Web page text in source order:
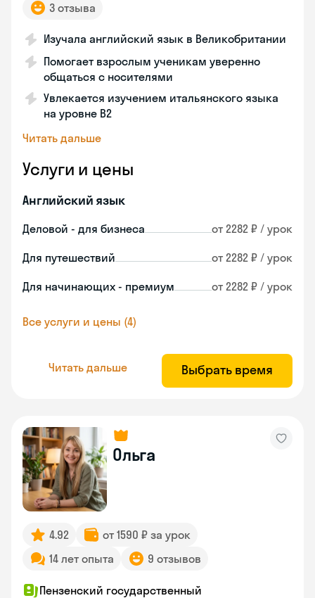
3 отзыва
Изучала английский язык в Великобритании
Помогает взрослым ученикам уверенно
общаться с носителями
Увлекается изучением итальянского языка
на уровне В2
Читать дальше
Услуги и цены
Английский язык
Деловой - для бизнеса от 2282 ₽ / урок
Для путешествий от 2282 ₽ / урок
Для начинающих - премиум от 2282 ₽ / урок
Все услуги и цены (4)
Читать дальше Выбрать время
Ольга
4.92
от 1590 ₽ за урок
14 лет опыта
9 отзывов
Пензенский государственный